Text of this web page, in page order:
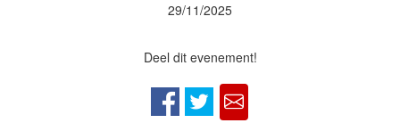
29/11/2025
Deel dit evenement!